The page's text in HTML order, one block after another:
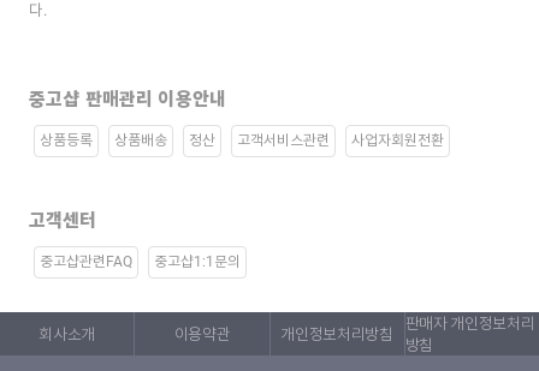
다.
중고샵 판매관리 이용안내
상품등록 상품배송 정산 고객서비스관련 사업자회원전환
고객센터
중고샵관련FAQ 중고샵1:1문의
회사소개 이용약관 개인정보처리방침
판매자 개인정보처리
방침